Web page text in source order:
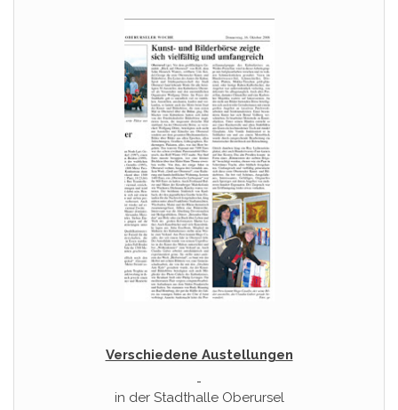
Verschiedene Austellungen
in der Stadthalle Oberursel